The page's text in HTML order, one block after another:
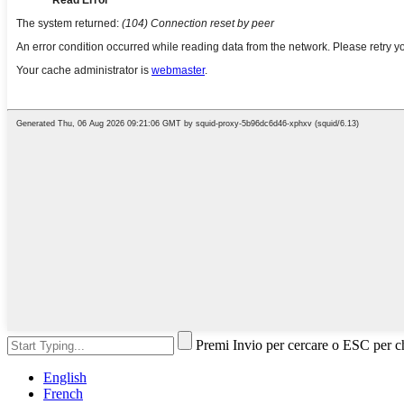
Premi Invio per cercare o ESC per
English
French